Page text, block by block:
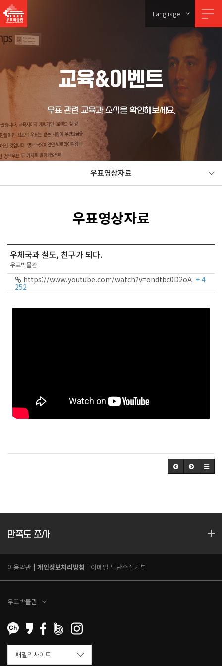
Language
교육&이벤트
우표 관련 교육과 소식을 확인해보세요.
우표영상자료
우표영상자료
우체국과 철도, 친구가 되다.
우표박물관
https://www.youtube.com/watch?v=ondtbc0D2oA + 4
252
만족도 조사
이용약관 개인정보처리방침 이메일 무단수집거부
우표박물관